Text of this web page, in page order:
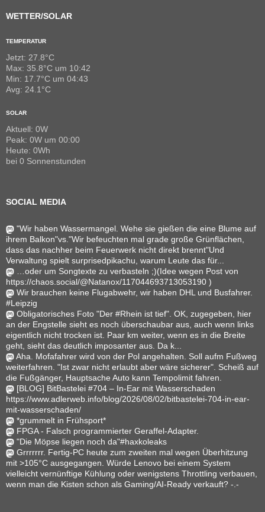
WETTER/SOLAR
TEMPERATUR
Jetzt: 27.8°C
Max: 35.8°C um 10:42
Min: 17.7°C um 04:43
Avg: 24.1°C
SOLAR
Aktuell: 0W
Peak: 0W um 00:00
Heute: 0Wh
bei 0 Sonnenstunden
SOCIAL MEDIA
"Wir haben Wassermangel. Wehe sie gießen die eine Blume auf
ihrem Balkon"vs."Wir befeuchten mal grade große Grünflächen,
dass das nachher beim Feuerwerk nicht direkt brennt"Und
Verwaltung spielt surprisedpikachu, warum Leute das für...
…oder um Songtexte zu verbasteln ;)(Idee wegen Post von
https://chaos.social/@Natanox/117044693713053190 )
Wir brauchen keine Flugabwehr, wir haben DHL und Busfahrer.
#Leipzig
Obligatorisches Foto "Der #Rhein ist tief". OK, zugegeben, hier
an der Engstelle sieht es noch überschaubar aus, auch wenn links
eigentlich nicht trocken ist. Paar km weiter, wenn es in die Breite
geht, sieht das deutlich imposanter aus. Da k...
Aha. Mofafahrer wird von der Pol angehalten. Soll aufm Fußweg
weiterfahren. "Ist zwar nicht erlaubt aber wäre sicherer". Scheiß auf
die Fußgänger, Hauptsache Auto kann Tempolimit fahren.
[BLOG] BitBastelei #704 – In-Ear mit Wasserschaden
https://www.adlerweb.info/blog/2026/08/02/bitbastelei-704-in-ear-
mit-wasserschaden/
*grummelt in Frühsport*
FPGA - Falsch programmierter Geraffel-Adapter.
"Die Möpse liegen noch da"#haxkoleaks
Grrrrrrr. Fertig-PC heute zum zweiten mal wegen Überhitzung
mit >105°C ausgegangen. Würde Lenovo bei einem System
vielleicht vernünftige Kühlung oder wenigstens Throttling verbauen,
wenn man die Kisten schon als Gaming/AI-Ready verkauft? -.-